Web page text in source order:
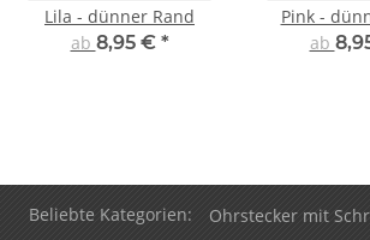
Lila - dünner Rand
ab 8,95 € *
Pink -
ab
Beliebte Kategorien: Ohrstecker mit